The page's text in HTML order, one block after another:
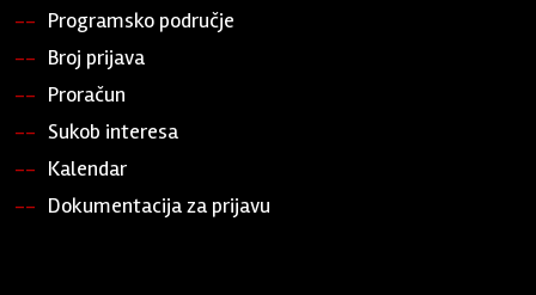
Programsko područje
Broj prijava
Proračun
Sukob interesa
Kalendar
Dokumentacija za prijavu